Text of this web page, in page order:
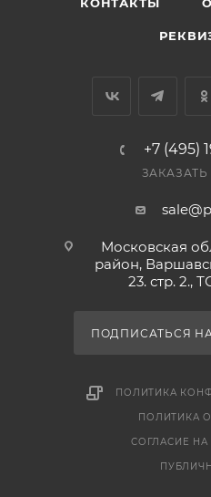
+7 (495)
Московская
район,
23. стр. 2.,
ПОДПИСАТЬСЯ
ПОЛИТИКА
ПОЛИТИКА
СОГЛАСИЕ